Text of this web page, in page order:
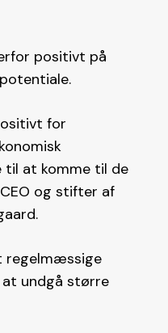
positivt på
for
til at komme til de
og stifter af
regelmæssige
undgå større